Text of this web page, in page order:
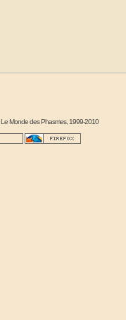
Le Monde des Phasmes, 1999-2010